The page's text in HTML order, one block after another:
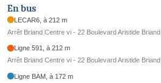
En bus
LECAR6, à 212 m
Arrêt Briand Centre vi - 22 Boulevard Aristide Briand
Ligne 591, à 212 m
Arrêt Briand Centre vi - 22 Boulevard Aristide Briand
Ligne BAM, à 172 m